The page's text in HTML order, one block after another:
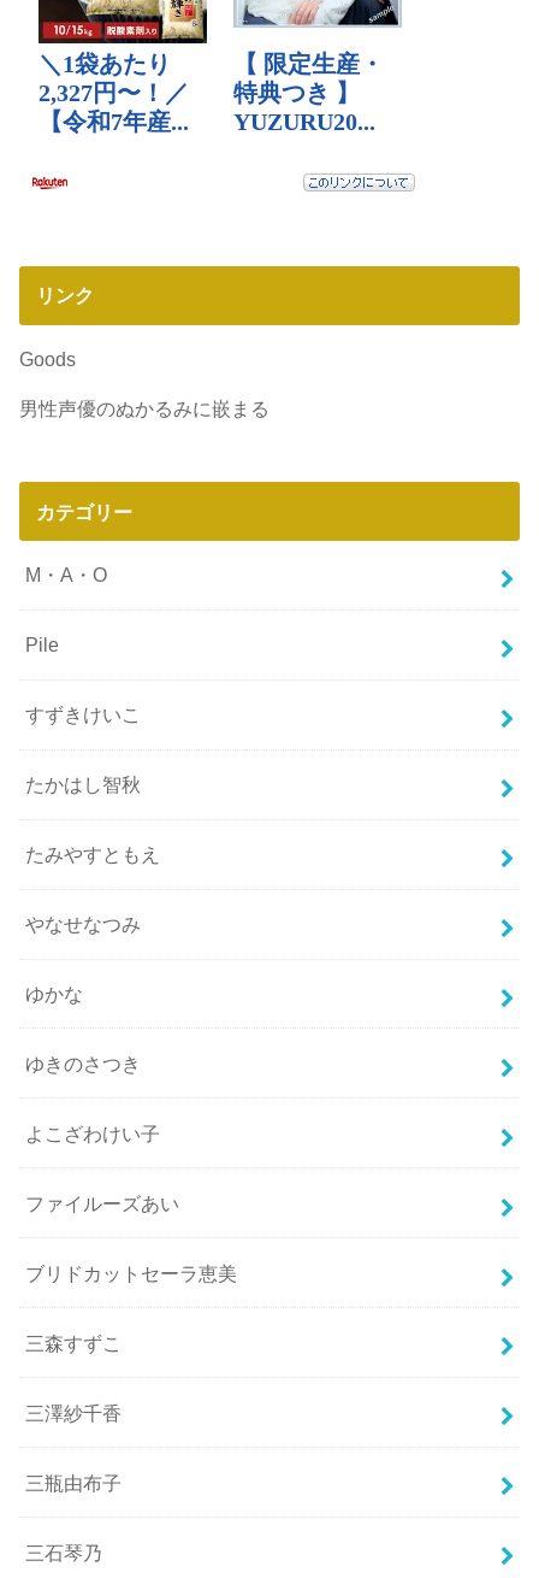
リンク
Goods
男性声優のぬかるみに嵌まる
カテゴリー
M・A・O
Pile
すずきけいこ
たかはし智秋
たみやすともえ
やなせなつみ
ゆかな
ゆきのさつき
よこざわけい子
ファイルーズあい
ブリドカットセーラ恵美
三森すずこ
三澤紗千香
三瓶由布子
三石琴乃